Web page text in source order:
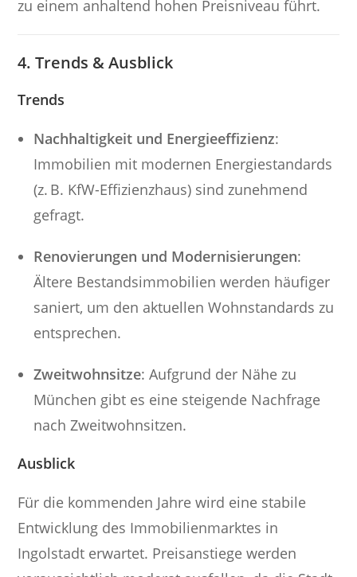
zu einem anhaltend hohen Preisniveau führt.
4. Trends & Ausblick
Trends
Nachhaltigkeit und Energieeffizienz:
Immobilien mit modernen Energiestandards
(z. B. KfW-Effizienzhaus) sind zunehmend
gefragt.
Renovierungen und Modernisierungen:
Ältere Bestandsimmobilien werden häufiger
saniert, um den aktuellen Wohnstandards zu
entsprechen.
Zweitwohnsitze: Aufgrund der Nähe zu
München gibt es eine steigende Nachfrage
nach Zweitwohnsitzen.
Ausblick
Für die kommenden Jahre wird eine stabile
Entwicklung des Immobilienmarktes in
Ingolstadt erwartet. Preisanstiege werden